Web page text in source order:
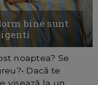
bine sunt
noaptea? Se
Dacă te
visează la un